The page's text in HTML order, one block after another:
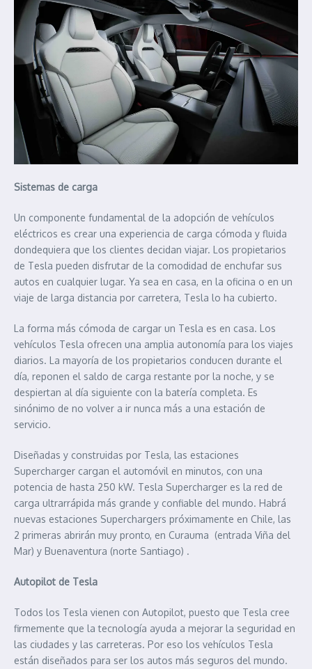
Sistemas de carga
Un componente fundamental de la adopción de vehículos
eléctricos es crear una experiencia de carga cómoda y fluida
dondequiera que los clientes decidan viajar. Los propietarios
de Tesla pueden disfrutar de la comodidad de enchufar sus
autos en cualquier lugar. Ya sea en casa, en la oficina o en un
viaje de larga distancia por carretera, Tesla lo ha cubierto.
La forma más cómoda de cargar un Tesla es en casa. Los
vehículos Tesla ofrecen una amplia autonomía para los viajes
diarios. La mayoría de los propietarios conducen durante el
día, reponen el saldo de carga restante por la noche, y se
despiertan al día siguiente con la batería completa. Es
sinónimo de no volver a ir nunca más a una estación de
servicio.
Diseñadas y construidas por Tesla, las estaciones
Supercharger cargan el automóvil en minutos, con una
potencia de hasta 250 kW. Tesla Supercharger es la red de
carga ultrarrápida más grande y confiable del mundo. Habrá
nuevas estaciones Superchargers próximamente en Chile, las
2 primeras abrirán muy pronto, en Curauma (entrada Viña del
Mar) y Buenaventura (norte Santiago) .
Autopilot de Tesla
Todos los Tesla vienen con Autopilot, puesto que Tesla cree
firmemente que la tecnología ayuda a mejorar la seguridad en
las ciudades y las carreteras. Por eso los vehículos Tesla
están diseñados para ser los autos más seguros del mundo.